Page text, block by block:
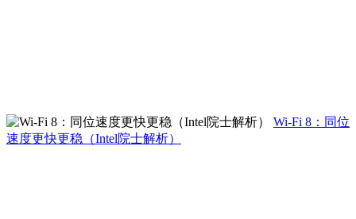
Wi-Fi 8：同位
速度更快更稳（Intel院士解析）